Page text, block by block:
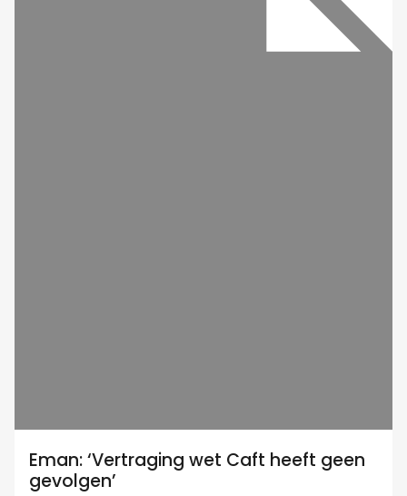
Eman: ‘Vertraging wet Caft heeft geen
gevolgen’